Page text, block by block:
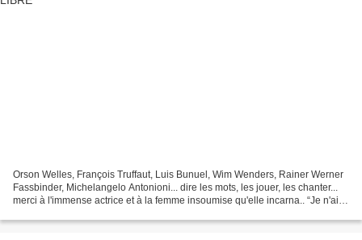
Orson Welles, François Truffaut, Luis Bunuel, Wim Wenders, Rainer Werner
Fassbinder, Michelangelo Antonioni... dire les mots, les jouer, les chanter...
merci à l'immense actrice et à la femme insoumise qu'elle incarna.. “Je n'ai